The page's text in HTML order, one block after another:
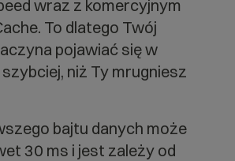
wraz z komercyjnym
To dlatego Twój
pojawiać się w
niż Ty mrugniesz
bajtu danych może
30 ms i jest zależy od